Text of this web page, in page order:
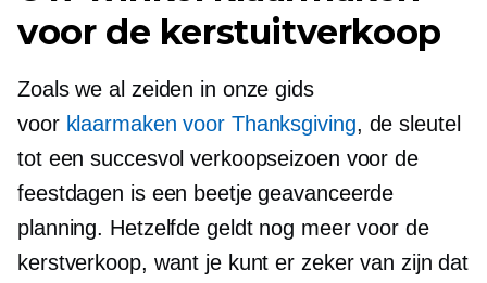
voor de kerstuitverkoop
Zoals we al zeiden in onze gids
voor klaarmaken voor Thanksgiving, de sleutel
tot een succesvol verkoopseizoen voor de
feestdagen is een beetje geavanceerde
planning. Hetzelfde geldt nog meer voor de
kerstverkoop, want je kunt er zeker van zijn dat